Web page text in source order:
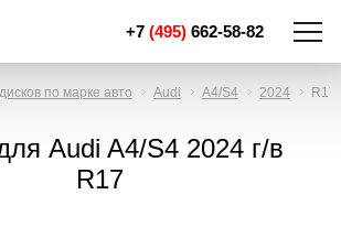
+7 (495) 662-58-82
по марке авто Audi A4/S4 2024 R17
Audi A4/S4 2024 г/в
R17